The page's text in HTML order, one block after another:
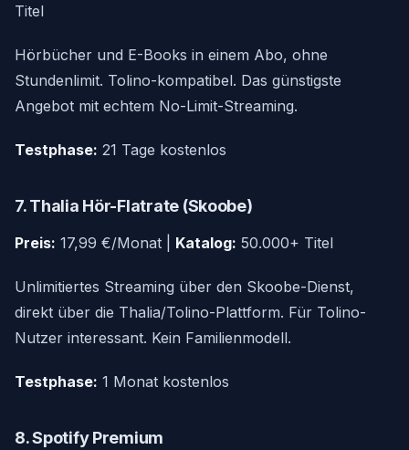
Titel
Hörbücher und E-Books in einem Abo, ohne
Stundenlimit. Tolino-kompatibel. Das günstigste
Angebot mit echtem No-Limit-Streaming.
Testphase: 21 Tage kostenlos
7. Thalia Hör-Flatrate (Skoobe)
Preis: 17,99 €/Monat | Katalog: 50.000+ Titel
Unlimitiertes Streaming über den Skoobe-Dienst,
direkt über die Thalia/Tolino-Plattform. Für Tolino-
Nutzer interessant. Kein Familienmodell.
Testphase: 1 Monat kostenlos
8. Spotify Premium